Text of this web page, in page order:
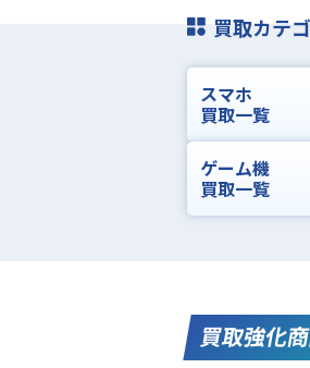
買取カテ
スマホ
買取一覧
ゲーム機
買取一覧
買取強化